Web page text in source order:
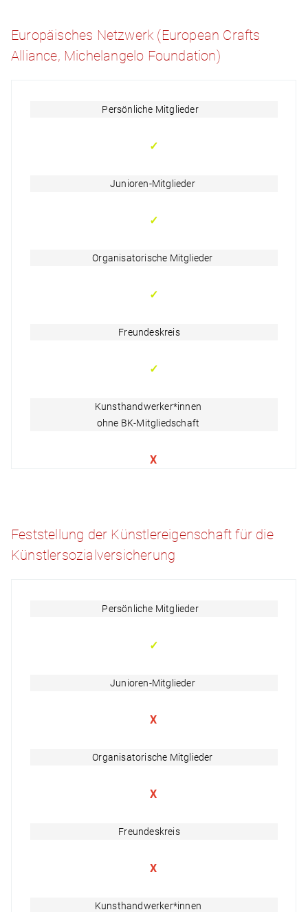
Europäisches Netzwerk (European Crafts
Alliance, Michelangelo Foundation)
Persönliche Mitglieder
✓
Junioren-Mitglieder
✓
Organisatorische Mitglieder
✓
Freundeskreis
✓
Kunsthandwerker*innen
ohne BK-Mitgliedschaft
X
Feststellung der Künstlereigenschaft für die
Künstlersozialversicherung
Persönliche Mitglieder
✓
Junioren-Mitglieder
X
Organisatorische Mitglieder
X
Freundeskreis
X
Kunsthandwerker*innen